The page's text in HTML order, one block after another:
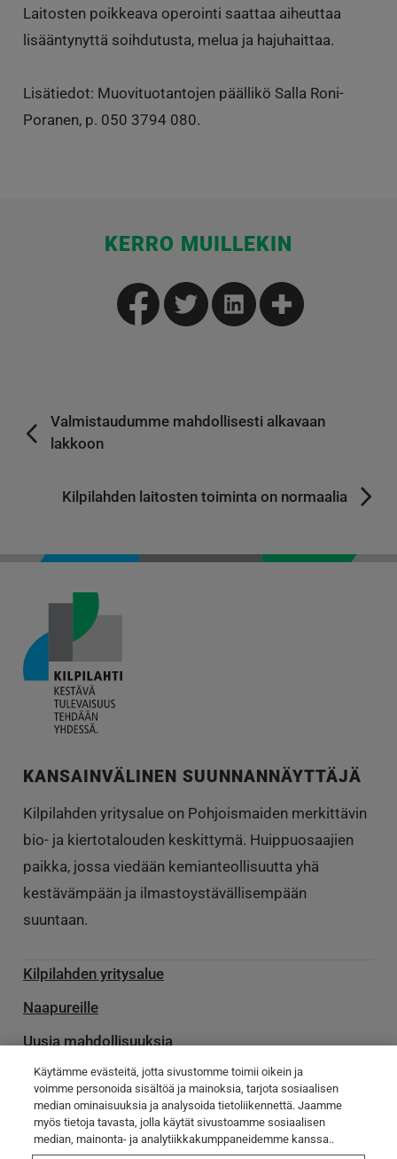
Laitosten poikkeava operointi saattaa aiheuttaa
lisääntynyttä soihdutusta, melua ja hajuhaittaa.
Lisätiedot: Muovituotantojen päällikö Salla Roni-
Poranen, p. 050 3794 080.
KERRO MUILLEKIN
Valmistaudumme mahdollisesti alkavaan
lakkoon
Kilpilahden laitosten toiminta on normaalia
KANSAINVÄLINEN SUUNNANNÄYTTÄJÄ
Kilpilahden yritysalue on Pohjoismaiden merkittävin
bio- ja kiertotalouden keskittymä. Huippuosaajien
paikka, jossa viedään kemianteollisuutta yhä
kestävämpään ja ilmastoystävällisempään
suuntaan.
Kilpilahden yritysalue
Naapureille
Uusia mahdollisuuksia
Palvelu­toimittajille
Ota yhteyttä
Poikkeamatiedotteet
Käytämme evästeitä, jotta sivustomme toimii oikein ja
voimme personoida sisältöä ja mainoksia, tarjota sosiaalisen
median ominaisuuksia ja analysoida tietoliikennettä. Jaamme
myös tietoja tavasta, jolla käytät sivustoamme sosiaalisen
median, mainonta- ja analytiikkakumppaneidemme kanssa..